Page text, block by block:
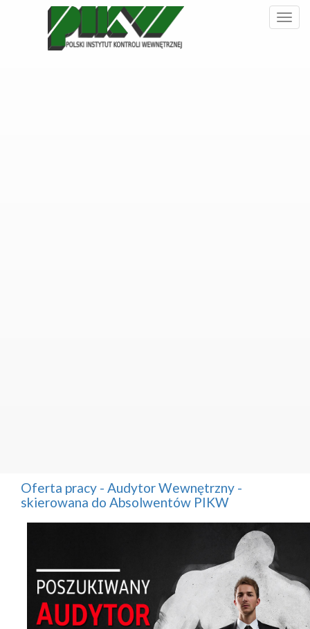
Oferta pracy - Audytor Wewnętrzny -
skierowana do Absolwentów PIKW